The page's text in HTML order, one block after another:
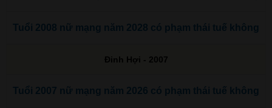
Tuổi 2008 nữ mạng năm 2028 có phạm thái tuế không
Đinh Hợi - 2007
Tuổi 2007 nữ mạng năm 2026 có phạm thái tuế không